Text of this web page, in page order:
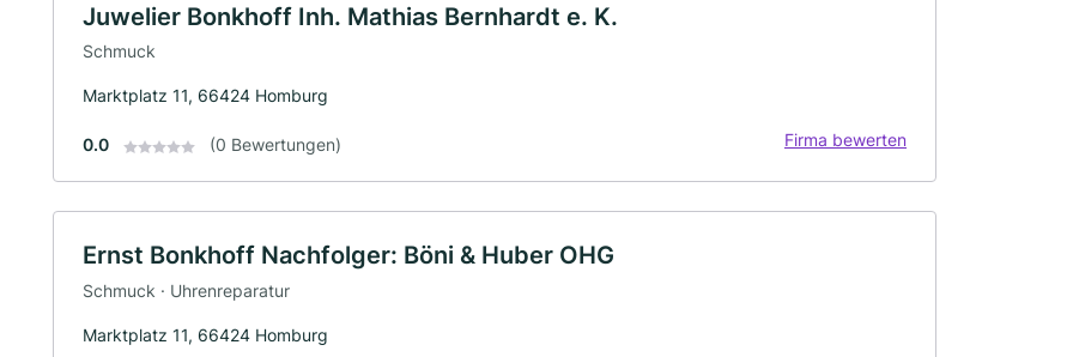
Juwelier Bonkhoff Inh. Mathias Bernhardt e. K.
Schmuck
Marktplatz 11, 66424 Homburg
0.0 (0 Bewertungen) Firma bewerten
Ernst Bonkhoff Nachfolger: Böni & Huber OHG
Schmuck · Uhrenreparatur
Marktplatz 11, 66424 Homburg